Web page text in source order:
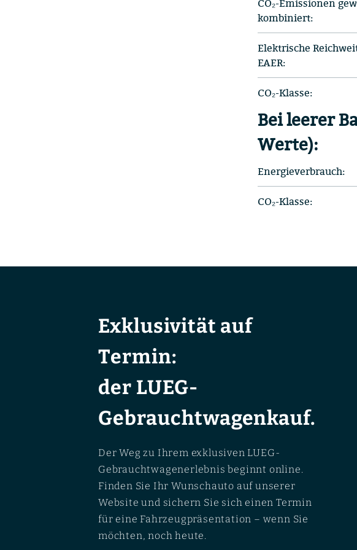
CO₂-Emissionen
kombiniert:
Elektrische
EAER:
CO₂-Klasse:
Bei leerer
Werte):
Energieverbrauch:
CO₂-Klasse:
Exklusivität auf
Termin:
der LUEG-
Gebrauchtwagenkauf.
Der Weg zu Ihrem exklusiven LUEG-
Gebrauchtwagenerlebnis beginnt online.
Finden Sie Ihr Wunschauto auf unserer
Website und sichern Sie sich einen Termin
für eine Fahrzeugpräsentation – wenn Sie
möchten, noch heute.